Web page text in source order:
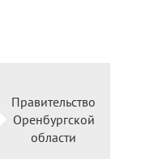
Правительство
Оренбургской
области